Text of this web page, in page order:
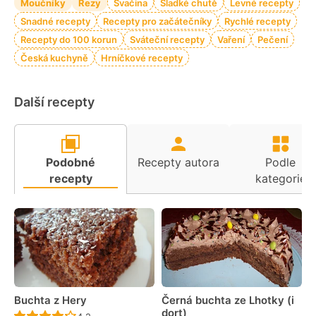
Moučníky Řezy Svačina Sladké chutě
Levné recepty
Snadné recepty
Recepty pro začátečníky
Rychlé recepty
Recepty do 100 korun
Sváteční recepty Vaření
Pečení
Česká kuchyně
Hrníčkové recepty
Další recepty
Podobné
recepty
Recepty autora
Podle
kategorie
Buchta z Hery
Černá buchta ze Lhotky (i
dort)